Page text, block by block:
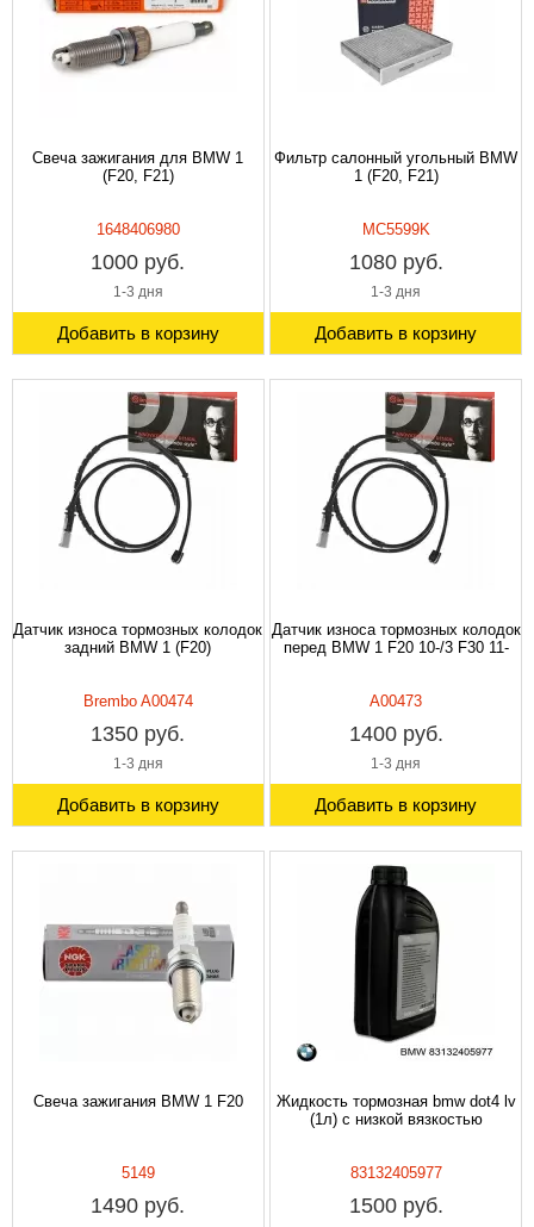
Свеча зажигания для BMW 1
(F20, F21)
1648406980
1000 руб.
1-3 дня
Добавить в корзину
Фильтр салонный угольный BMW
1 (F20, F21)
MC5599K
1080 руб.
1-3 дня
Добавить в корзину
Датчик износа тормозных колодок
задний BMW 1 (F20)
Brembo A00474
1350 руб.
1-3 дня
Добавить в корзину
Датчик износа тормозных колодок
перед BMW 1 F20 10-/3 F30 11-
A00473
1400 руб.
1-3 дня
Добавить в корзину
Свеча зажигания BMW 1 F20
5149
1490 руб.
Жидкость тормозная bmw dot4 lv
(1л) с низкой вязкостью
83132405977
1500 руб.